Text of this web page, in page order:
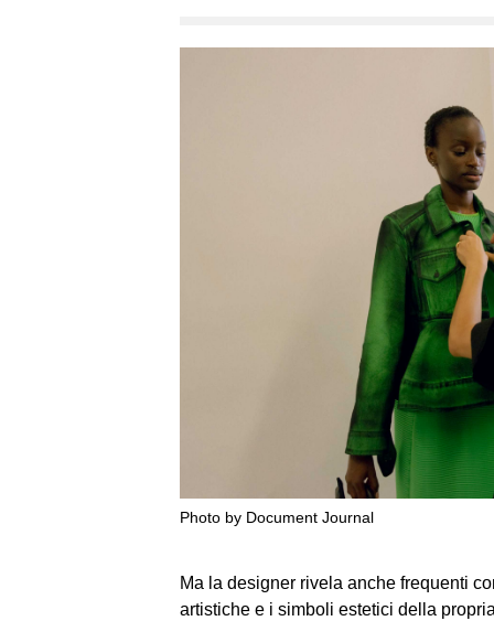
Photo by Document Journal
Ma la designer rivela anche frequenti
artistiche e i simboli estetici della